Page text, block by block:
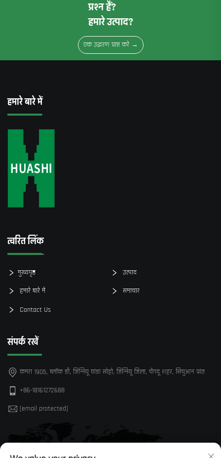
प्रश्न हैं?
हमारे उत्पाद?
एक उद्धरण प्राप्त करें →
हमारे बारे में
त्वरित लिंक
मुख्यपृष्ठ उत्पाद
हमारे बारे में समाचार
Contact Us
संपर्क रखें
कमरा 1905, ब्लॉक डी, जिन्नियू वांडा सोहो, जिन्नियू जिला, चेंगदू शहर, सिचुआन प्रांत
+86-18161272688
[email protected]